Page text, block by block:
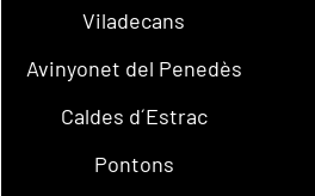
Viladecans
Avinyonet del Penedès
Caldes d´Estrac
Pontons